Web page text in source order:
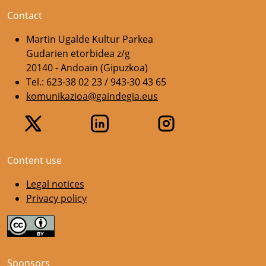
Contact
Martin Ugalde Kultur Parkea
Gudarien etorbidea z/g
20140 - Andoain (Gipuzkoa)
Tel.: 623-38 02 23 / 943-30 43 65
komunikazioa@gaindegia.eus
Content use
Legal notices
Privacy policy
Sponsors